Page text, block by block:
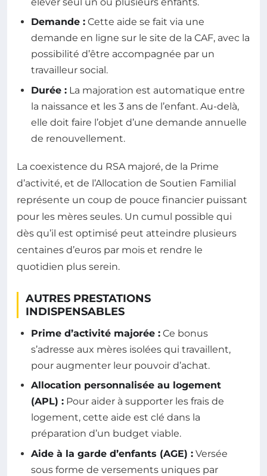
Demande : Cette aide se fait via une
demande en ligne sur le site de la CAF, avec la
possibilité d’être accompagnée par un
travailleur social.
Durée : La majoration est automatique entre
la naissance et les 3 ans de l’enfant. Au-delà,
elle doit faire l’objet d’une demande annuelle
de renouvellement.
La coexistence du RSA majoré, de la Prime
d’activité, et de l’Allocation de Soutien Familial
représente un coup de pouce financier puissant
pour les mères seules. Un cumul possible qui
dès qu’il est optimisé peut atteindre plusieurs
centaines d’euros par mois et rendre le
quotidien plus serein.
AUTRES PRESTATIONS
INDISPENSABLES
Prime d’activité majorée : Ce bonus
s’adresse aux mères isolées qui travaillent,
pour augmenter leur pouvoir d’achat.
Allocation personnalisée au logement
(APL) : Pour aider à supporter les frais de
logement, cette aide est clé dans la
préparation d’un budget viable.
Aide à la garde d’enfants (AGE) : Versée
sous forme de versements uniques par